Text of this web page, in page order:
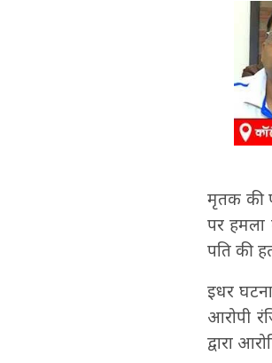
मृतक की
पर
पति की
इधर
आरोपी
द्वारा